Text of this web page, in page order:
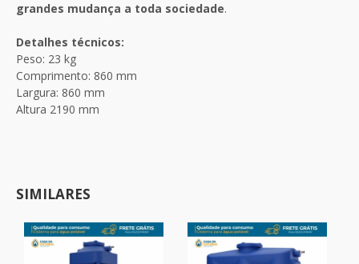
grandes mudança a toda sociedade.
Detalhes técnicos:
Peso: 23 kg
Comprimento: 860 mm
Largura: 860 mm
Altura 2190 mm
SIMILARES